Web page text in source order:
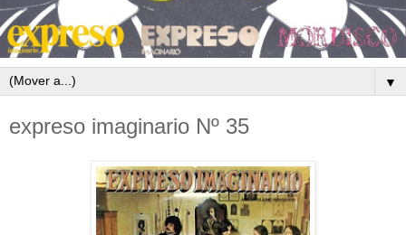
▼
expreso imaginario Nº 35